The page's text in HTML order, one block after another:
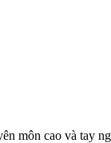
môn cao và tay